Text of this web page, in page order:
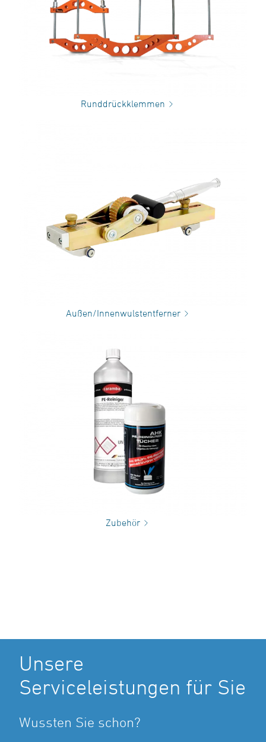
Runddrückklemmen
Außen/Innenwulstentferner
Zubehör
Unsere
Serviceleistungen für Sie
Wussten Sie schon?